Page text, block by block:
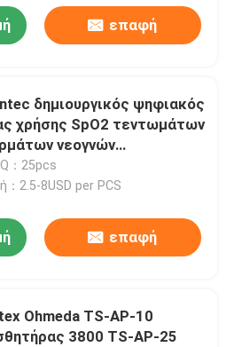
επαφή
δημιουργικός ψηφιακός
χρήσης SpO2 τεντωμάτων
νεογνών
ενήλικος
υφάσματος για
：25pcs
：2.5-8USD per PCS
επαφή
Ohmeda TS-AP-10
3800 TS-AP-25